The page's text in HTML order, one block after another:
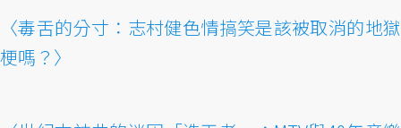
〈毒舌的分寸：志村健色情搞笑是該被取消的地獄
梗嗎？〉